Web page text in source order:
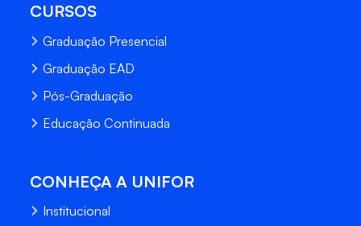
CURSOS
Graduação Presencial
Graduação EAD
Pós-Graduação
Educação Continuada
CONHEÇA A UNIFOR
Institucional